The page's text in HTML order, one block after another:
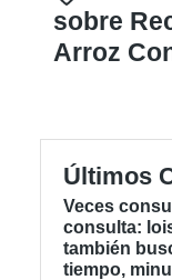
sobre
Arroz
Últimos
Veces
consulta:
también
tiempo,